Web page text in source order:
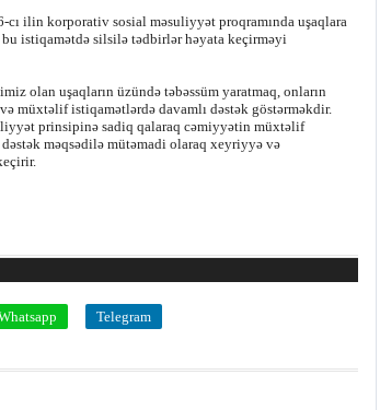
cı ilin korporativ sosial məsuliyyət proqramında uşaqlara
istiqamətdə silsilə tədbirlər həyata keçirməyi
olan uşaqların üzündə təbəssüm yaratmaq, onların
müxtəlif istiqamətlərdə davamlı dəstək göstərməkdir.
prinsipinə sadiq qalaraq cəmiyyətin müxtəlif
məqsədilə mütəmadi olaraq xeyriyyə və
Telegram